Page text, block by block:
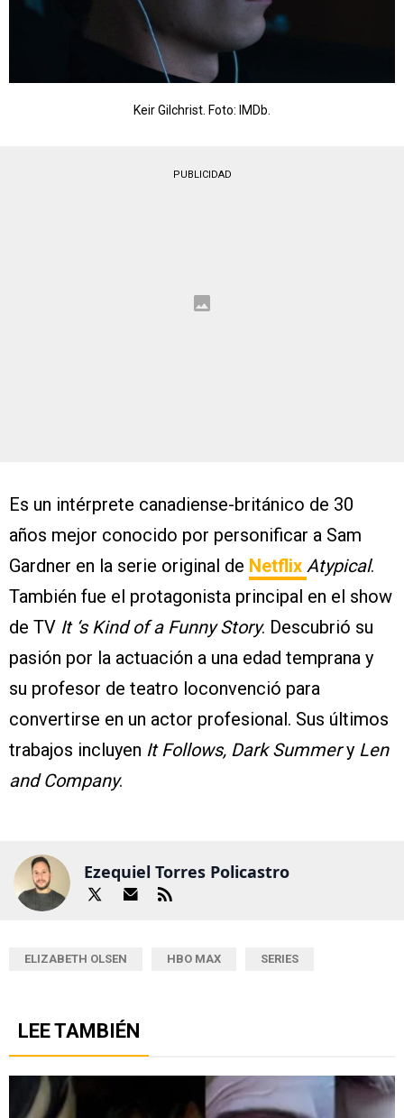
Keir Gilchrist. Foto: IMDb.
PUBLICIDAD
Es un intérprete canadiense-británico de 30
años mejor conocido por personificar a Sam
Gardner en la serie original de Netflix Atypical.
También fue el protagonista principal en el show
de TV It ‘s Kind of a Funny Story. Descubrió su
pasión por la actuación a una edad temprana y
su profesor de teatro loconvenció para
convertirse en un actor profesional. Sus últimos
trabajos incluyen It Follows, Dark Summery Len
and Company.
Ezequiel Torres Policastro
ELIZABETH OLSEN HBO MAX SERIES
LEE TAMBIÉN